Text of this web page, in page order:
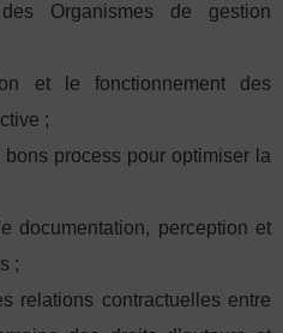
Organismes de gestion
et le fonctionnement des
;
process pour optimiser la
documentation, perception et
;
relations contractuelles entre